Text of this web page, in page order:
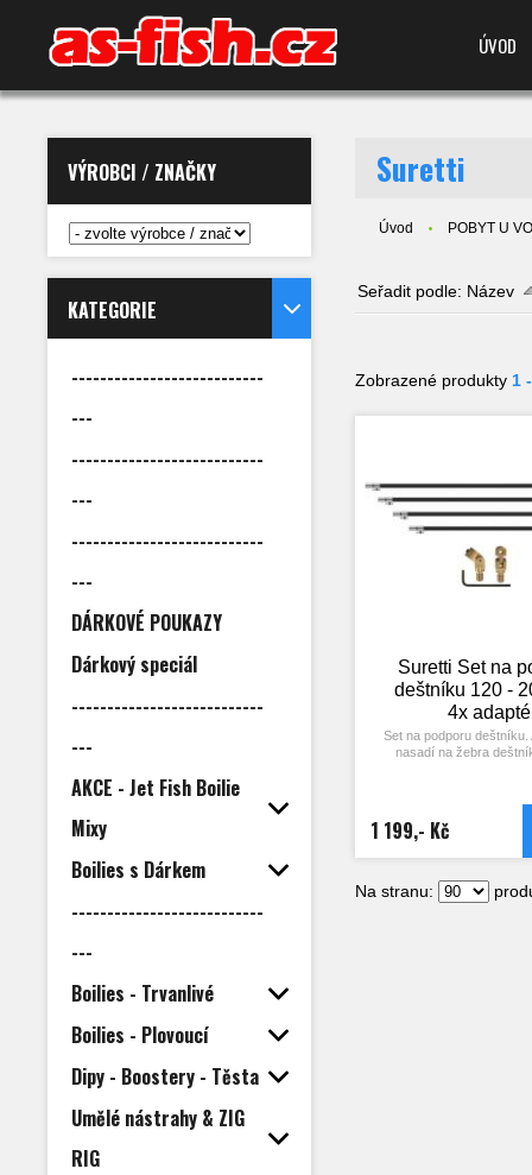
ÚVOD
VÝROBCI / ZNAČKY
KATEGORIE
---------------------------
---
---------------------------
---
---------------------------
---
DÁRKOVÉ POUKAZY
Dárkový speciál
---------------------------
---
AKCE - Jet Fish Boilie
Mixy
Boilies s Dárkem
---------------------------
---
Boilies - Trvanlivé
Boilies - Plovoucí
Dipy - Boostery - Těsta
Umělé nástrahy & ZIG
RIG
Suretti
Úvod POBYT U
Seřadit podle: Název
Zobrazené produkty 1
Suretti Set na
deštníku 120 -
4x
Set na podporu deštníku.
nasadí na žebra
tyč a získat tak uvnitř
Set - 4x tyč a 4x
1 199,- Kč
Na stranu: